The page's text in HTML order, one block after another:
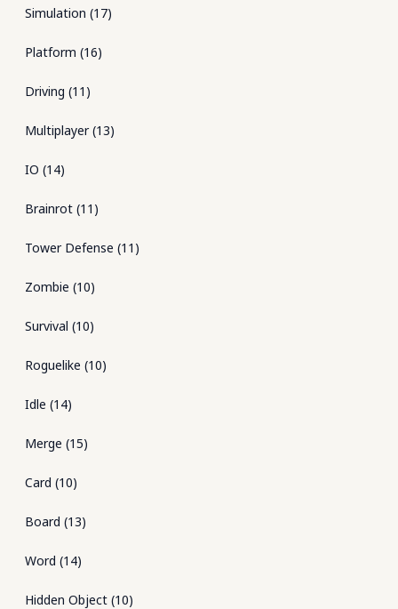
Simulation (17)
Platform (16)
Driving (11 )
Multiplayer(13)
IO (14)
Brainrot (11 )
Tower Defense (11 )
Zombie (10)
Survival (10)
Roguelike (10)
Idle (14)
Merge (15)
Card (10)
Board (13)
Word (14)
Hidden Object (10)